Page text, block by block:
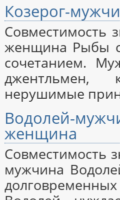
Козерог-
Совместимость
женщина Рыбы
сочетанием.
джентльмен,
нерушимые
Водолей-
женщина
Совместимость
мужчина